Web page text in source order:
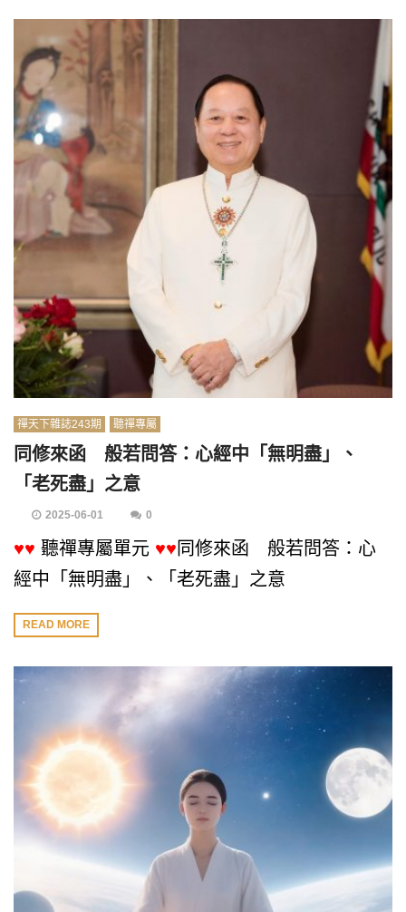
禪天下雜誌243期 聽禪專屬
同修來函 般若問答：心經中「無明盡」、
「老死盡」之意
2025-06-01 0
♥♥ 聽禪專屬單元 ♥♥ 同修來函 般若問答：心
經中「無明盡」、「老死盡」之意
READ MORE